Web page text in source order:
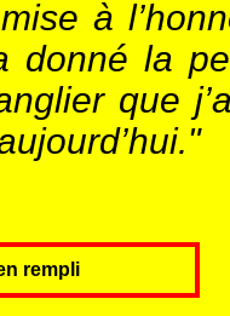
à
donné la
que
rempli